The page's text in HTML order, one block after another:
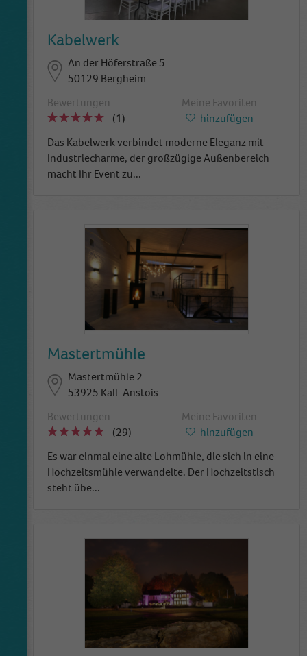
Kabelwerk
An der Höferstraße 5
50129 Bergheim
Bewertungen
(1)
Meine Favoriten
hinzufügen
Das Kabelwerk verbindet moderne Eleganz mit
Industriecharme, der großzügige Außenbereich
macht Ihr Event zu...
Mastertmühle
Mastertmühle 2
53925 Kall-Anstois
Bewertungen
(29)
Meine Favoriten
hinzufügen
Es war einmal eine alte Lohmühle, die sich in eine
Hochzeitsmühle verwandelte. Der Hochzeitstisch
steht übe...